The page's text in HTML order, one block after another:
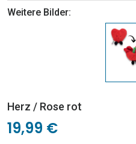
Weitere Bilder:
Herz / Rose rot
19,99 €